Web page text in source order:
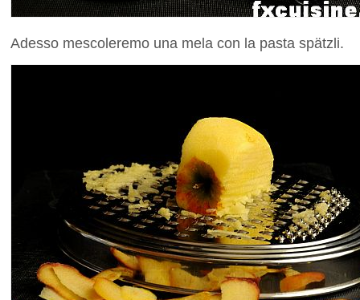
Adesso mescoleremo una mela con la pasta spätzli.